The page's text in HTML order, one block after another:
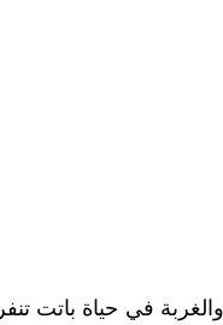
في حياة باتت تنفر